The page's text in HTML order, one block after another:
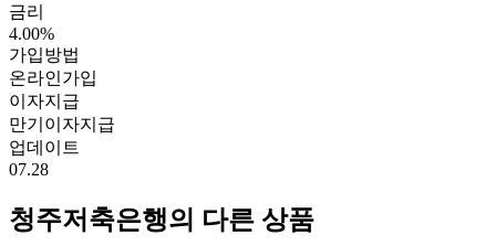
금리
4.00%
가입방법
온라인가입
이자지급
만기이자지급
업데이트
07.28
청주저축은행의 다른 상품